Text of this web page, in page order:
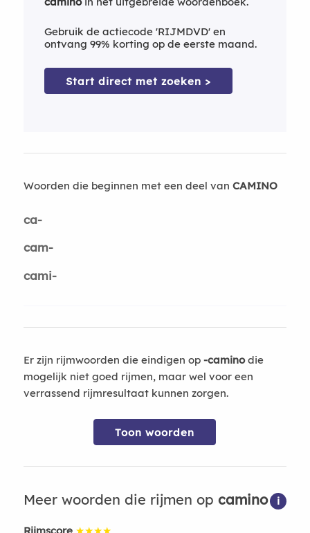
Gebruik de actiecode 'RIJMDVD' en
ontvang 99% korting op de eerste maand.
Start direct met zoeken >
Woorden die beginnen met een deel van CAMINO
ca-
cam-
cami-
Er zijn rijmwoorden die eindigen op -caminodie
mogelijk niet goed rijmen, maar wel voor een
verrassend rijmresultaat kunnen zorgen.
Toon woorden
Meer woorden die rijmen op camino i